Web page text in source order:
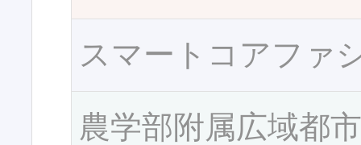
スマートコアファ
農学部附属広域都